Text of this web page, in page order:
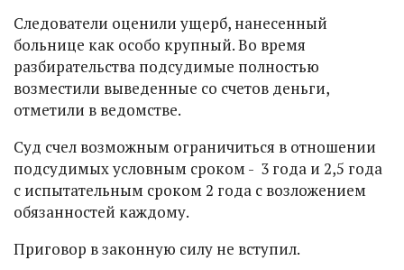
Следователи оценили ущерб, нанесенный
больнице как особо крупный. Во время
разбирательства подсудимые полностью
возместили выведенные со счетов деньги,
отметили в ведомстве.
Суд счел возможным ограничиться в отношении
подсудимых условным сроком - 3 года и 2,5 года
с испытательным сроком 2 года с возложением
обязанностей каждому.
Приговор в законную силу не вступил.